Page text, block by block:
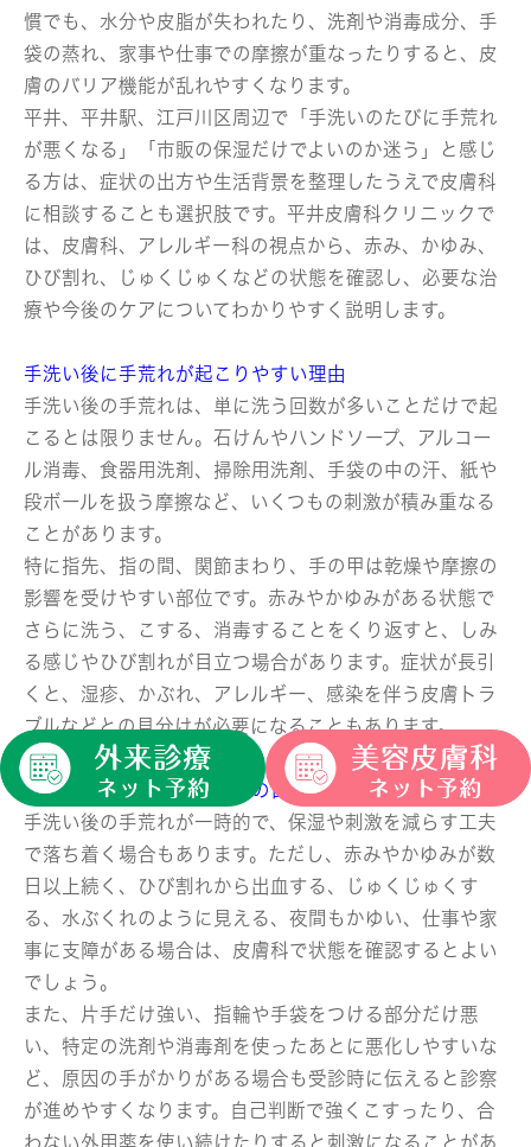
慣でも、水分や皮脂が失われたり、洗剤や消毒成分、手
袋の蒸れ、家事や仕事での摩擦が重なったりすると、皮
膚のバリア機能が乱れやすくなります。
平井、平井駅、江戸川区周辺で「手洗いのたびに手荒れ
が悪くなる」「市販の保湿だけでよいのか迷う」と感じ
る方は、症状の出方や生活背景を整理したうえで皮膚科
に相談することも選択肢です。平井皮膚科クリニックで
は、皮膚科、アレルギー科の視点から、赤み、かゆみ、
ひび割れ、じゅくじゅくなどの状態を確認し、必要な治
療や今後のケアについてわかりやすく説明します。
手洗い後に手荒れが起こりやすい理由
手洗い後の手荒れは、単に洗う回数が多いことだけで起
こるとは限りません。石けんやハンドソープ、アルコー
ル消毒、食器用洗剤、掃除用洗剤、手袋の中の汗、紙や
段ボールを扱う摩擦など、いくつもの刺激が積み重なる
ことがあります。
特に指先、指の間、関節まわり、手の甲は乾燥や摩擦の
影響を受けやすい部位です。赤みやかゆみがある状態で
さらに洗う、こする、消毒することをくり返すと、しみ
る感じやひび割れが目立つ場合があります。症状が長引
くと、湿疹、かぶれ、アレルギー、感染を伴う皮膚トラ
ブルなどとの見分けが必要になることもあります。
皮膚科に相談したい手荒れの目安
手洗い後の手荒れが一時的で、保湿や刺激を減らす工夫
で落ち着く場合もあります。ただし、赤みやかゆみが数
日以上続く、ひび割れから出血する、じゅくじゅくす
る、水ぶくれのように見える、夜間もかゆい、仕事や家
事に支障がある場合は、皮膚科で状態を確認するとよい
でしょう。
また、片手だけ強い、指輪や手袋をつける部分だけ悪
い、特定の洗剤や消毒剤を使ったあとに悪化しやすいな
ど、原因の手がかりがある場合も受診時に伝えると診察
が進めやすくなります。自己判断で強くこすったり、合
わない外用薬を使い続けたりすると刺激になることがあ